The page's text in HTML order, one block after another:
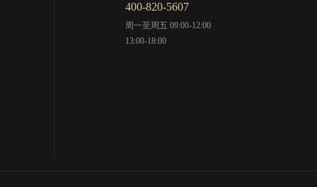
400-820-5607
周一至周五 09:00-12:00
13:00-18:00